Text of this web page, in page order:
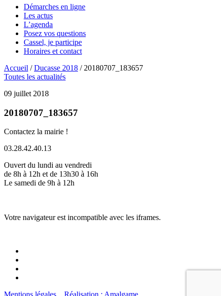
Démarches en ligne
Les actus
L’agenda
Posez vos questions
Cassel, je participe
Horaires et contact
Accueil /Ducasse 2018 / 20180707_183657
Toutes les actualités
09 juillet 2018
20180707_183657
Contactez la mairie !
03.28.42.40.13
Ouvert du lundi au vendredi
de 8h à 12h et de 13h30 à 16h
Le samedi de 9h à 12h
Votre navigateur est incompatible avec les iframes.